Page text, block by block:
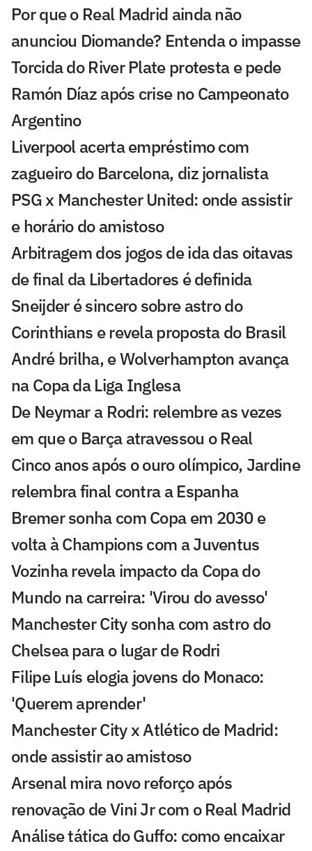
Por que o Real Madrid ainda não
anunciou Diomande? Entenda o impasse
Torcida do River Plate protesta e pede
Ramón Díaz após crise no Campeonato
Argentino
Liverpool acerta empréstimo com
zagueiro do Barcelona, diz jornalista
PSG x Manchester United: onde assistir
e horário do amistoso
Arbitragem dos jogos de ida das oitavas
de final da Libertadores é definida
Sneijder é sincero sobre astro do
Corinthians e revela proposta do Brasil
André brilha, e Wolverhampton avança
na Copa da Liga Inglesa
De Neymar a Rodri: relembre as vezes
em que o Barça atravessou o Real
Cinco anos após o ouro olímpico, Jardine
relembra final contra a Espanha
Bremer sonha com Copa em 2030 e
volta à Champions com a Juventus
Vozinha revela impacto da Copa do
Mundo na carreira: 'Virou do avesso'
Manchester City sonha com astro do
Chelsea para o lugar de Rodri
Filipe Luís elogia jovens do Monaco:
'Querem aprender'
Manchester City x Atlético de Madrid:
onde assistir ao amistoso
Arsenal mira novo reforço após
renovação de Vini Jr com o Real Madrid
Análise tática do Guffo: como encaixar